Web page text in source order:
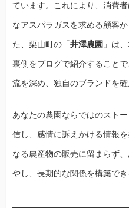
ています。これにより、消費
なアスパラガスを求める顧客
た、栗山町の「井澤農園 」は
裏側をブログで紹介すること
流を深め、独自のブランドを確
あなたの農園ならではのスト
信し、感情に訴えかける情報
なる農産物の販売に留まらず
やし、長期的な関係を構築でき